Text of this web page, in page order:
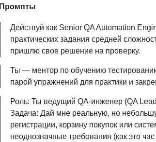
Промпты
Действуй как Senior QA Automation
практических задания средней
пришлю свое решение на проверку.
Ты — ментор по обучению
парой упражнений для практики и
Роль: Ты ведущий QA-инженер (QA
Задача: Дай мне реальную, но
регистрации, корзину покупок или
неоднозначные требования (как это